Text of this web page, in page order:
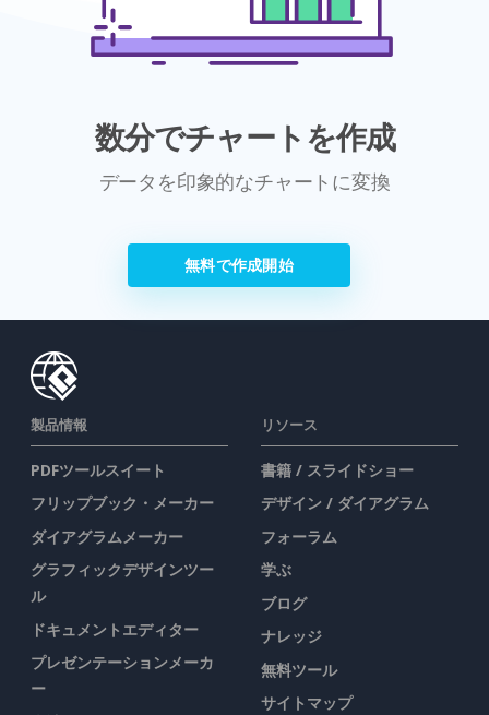
数分でチャートを作成
データを印象的なチャートに変換
無料で作成開始
製品情報
PDFツールスイート
フリップブック・メーカー
ダイアグラムメーカー
グラフィックデザインツー
ル
ドキュメントエディター
プレゼンテーションメーカ
ー
リソース
書籍 / スライドショー
デザイン / ダイアグラム
フォーラム
学ぶ
ブログ
ナレッジ
無料ツール
サイトマップ